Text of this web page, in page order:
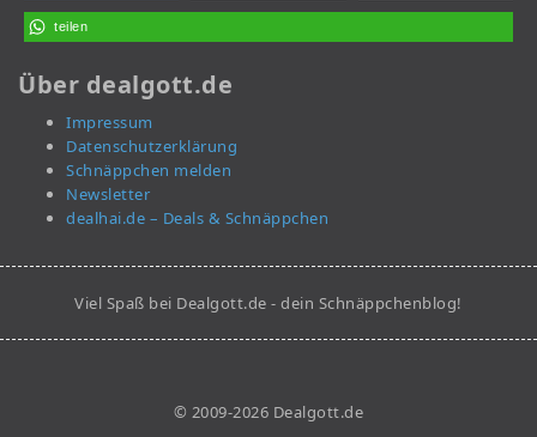
teilen
Über dealgott.de
Impressum
Datenschutzerklärung
Schnäppchen melden
Newsletter
dealhai.de – Deals & Schnäppchen
Viel Spaß bei Dealgott.de - dein Schnäppchenblog!
© 2009-2026 Dealgott.de